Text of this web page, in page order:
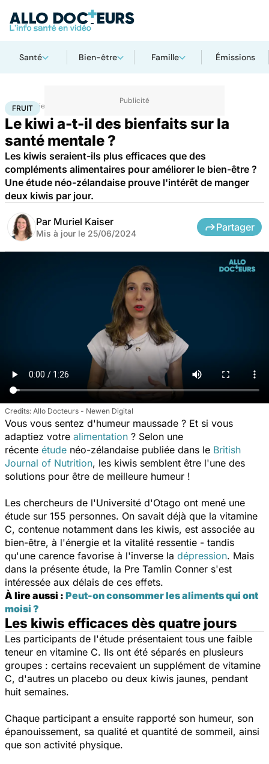
Santé Bien-être Famille Émissions
Accueil Bien-être
FRUIT
Le kiwi a-t-il des bienfaits sur la
santé mentale ?
Les kiwis seraient-ils plus efficaces que des
compléments alimentaires pour améliorer le bien-être ?
Une étude néo-zélandaise prouve l'intérêt de manger
deux kiwis par jour.
Par Muriel Kaiser
Mis à jour le 25/06/2024
Partager
Allo Docteurs - Newen Digital
Vous vous sentez d'humeur maussade ? Et si vous
adaptiez votre alimentation ? Selon une
récente étude néo-zélandaise publiée dans le British
Journal of Nutrition, les kiwis semblent être l'une des
solutions pour être de meilleure humeur !
Les chercheurs de l'Université d'Otago ont mené une
étude sur 155 personnes. On savait déjà que la vitamine
C, contenue notamment dans les kiwis, est associée au
bien-être, à l'énergie et la vitalité ressentie - tandis
qu'une carence favorise à l'inverse la dépression. Mais
dans la présente étude, la Pre Tamlin Conner s'est
intéressée aux délais de ces effets.
À lire aussi : Peut-on consommer les aliments qui ont
moisi ?
Les kiwis efficaces dès quatre jours
Les participants de l'étude présentaient tous une faible
teneur en vitamine C. Ils ont été séparés en plusieurs
groupes : certains recevaient un supplément de vitamine
C, d'autres un placebo ou deux kiwis jaunes, pendant
huit semaines.
Chaque participant a ensuite rapporté son humeur, son
épanouissement, sa qualité et quantité de sommeil, ainsi
que son activité physique.